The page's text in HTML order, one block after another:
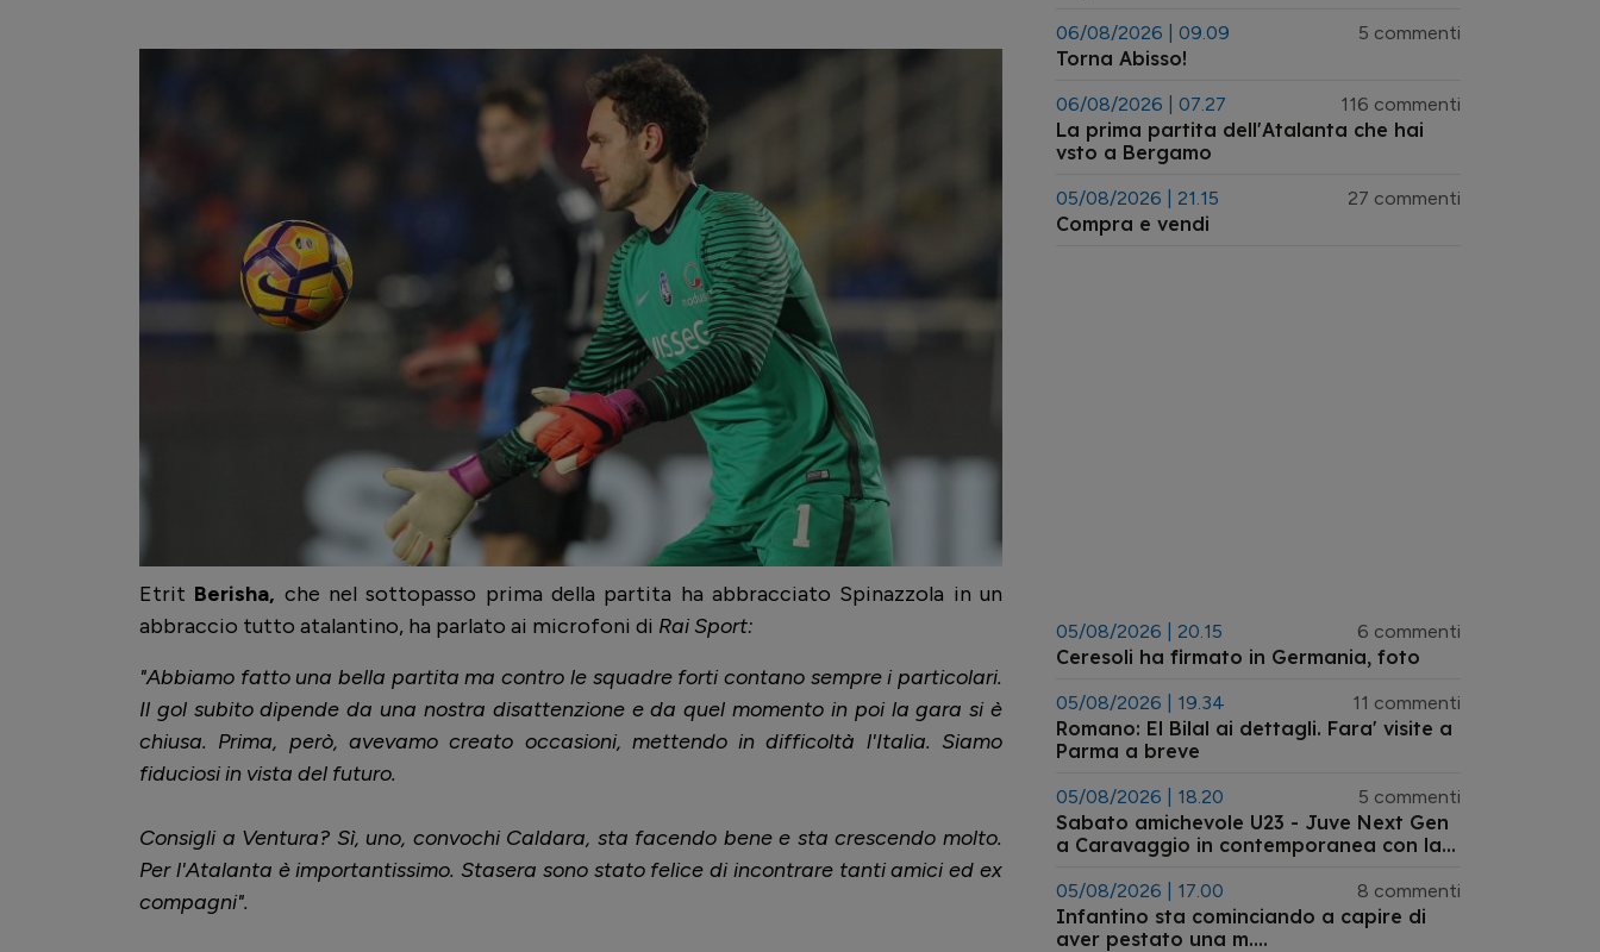
Etrit Berisha, che nel sottopasso prima della partita ha abbracciato Spinazzola in un
abbraccio tutto atalantino, ha parlato ai microfoni di Rai Sport:
"Abbiamo fatto una bella partita ma contro le squadre forti contano sempre i particolari.
Il gol subito dipende da una nostra disattenzione e da quel momento in poi la gara si è
chiusa. Prima, però, avevamo creato occasioni, mettendo in difficoltà l'Italia. Siamo
fiduciosi in vista del futuro.
Consigli a Ventura? Sì, uno, convochi Caldara, sta facendo bene e sta crescendo molto.
Per l'Atalanta è importantissimo. Stasera sono stato felice di incontrare tanti amici ed ex
compagni".
06/08/2026 | 09.09 5 commenti
Torna Abisso!
06/08/2026 | 07.27 116 commenti
La prima partita dell'Atalanta che hai
vsto a Bergamo
05/08/2026 | 21.15 27 commenti
Compra e vendi
05/08/2026 | 20.15 6 commenti
Ceresoli ha firmato in Germania, foto
05/08/2026 | 19.34 11 commenti
Romano: El Bilal ai dettagli. Fara' visite a
Parma a breve
05/08/2026 | 18.20 5 commenti
Sabato amichevole U23 - Juve Next Gen
a Caravaggio in contemporanea con la
05/08/2026 | 17.00 8 commenti
Infantino sta cominciando a capire di
aver pestato una m....